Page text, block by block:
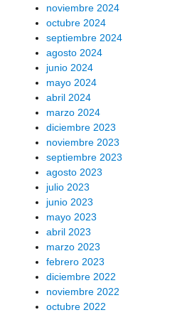
noviembre 2024
octubre 2024
septiembre 2024
agosto 2024
junio 2024
mayo 2024
abril 2024
marzo 2024
diciembre 2023
noviembre 2023
septiembre 2023
agosto 2023
julio 2023
junio 2023
mayo 2023
abril 2023
marzo 2023
febrero 2023
diciembre 2022
noviembre 2022
octubre 2022